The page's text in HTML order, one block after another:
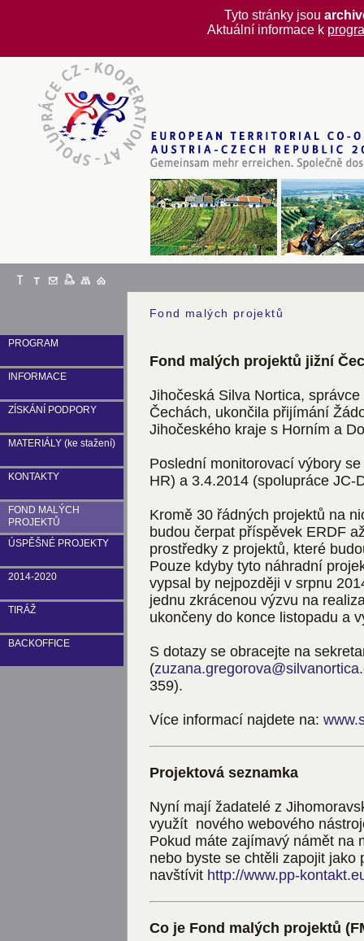
Tyto stránky jsou
Aktuální informace k
PROGRAM
INFORMACE
ZÍSKÁNÍ PODPORY
MATERIÁLY (ke stažení)
KONTAKTY
FOND MALÝCH
PROJEKTŮ
ÚSPĚŠNÉ PROJEKTY
2014-2020
TIRÁŽ
BACKOFFICE
Fond malých projektů
Fond malých projektů jižní
Jihočeská Silva Nortica,
Čechách, ukončila přijímání
Jihočeského kraje s Horním a
Poslední monitorovací výbory
HR) a 3.4.2014 (spolupráce JC-
Kromě 30 řádných projektů na
budou čerpat příspěvek ERDF
prostředky z projektů, které
Pouze kdyby tyto náhradní
vypsal by nejpozději v srpnu
jednu zkrácenou výzvu na
ukončeny do konce listopadu a
S dotazy se obracejte na
(
359).
Více informací najdete na:
Projektová seznamka
Nyní mají žadatelé z
využít nového webového
Pokud máte zajímavý námět na
nebo byste se chtěli zapojit
navštívit http://www.pp-
Co je Fond malých projektů